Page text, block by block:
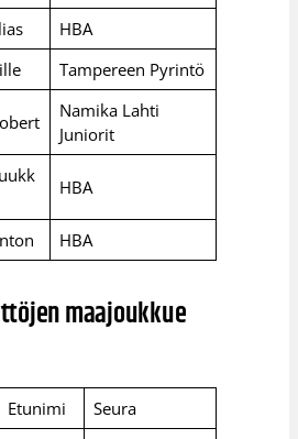
HBA
Tampereen Pyrintö
Namika Lahti
Juniorit
HBA
HBA
maajoukkue
Etunimi
Seura